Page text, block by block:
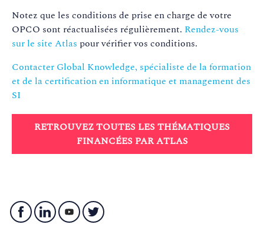
CCOSTACK 1.S - OpenStack :
Notre Réf. Modules de formation
4.B - DevOps Foundation
DOGIT
Notez que les conditions de prise en charge de votre
OPCO sont réactualisées régulièrement. Rendez-vous
sur le site Atlas pour vérifier vos conditions.
Contacter Global Knowledge, spécialiste de la formation
et de la certification en informatique et management des
SI
RETROUVEZ TOUTES LES THÉMATIQUES
FINANCÉES PAR ATLAS